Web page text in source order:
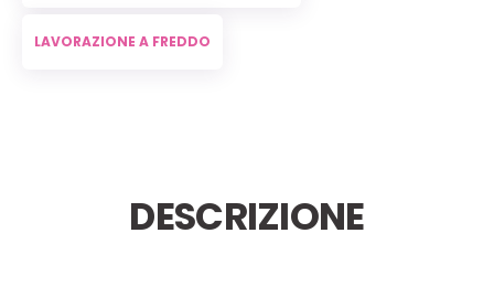
LAVORAZIONE A FREDDO
DESCRIZIONE